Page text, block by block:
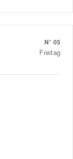
N° 05
Freitag